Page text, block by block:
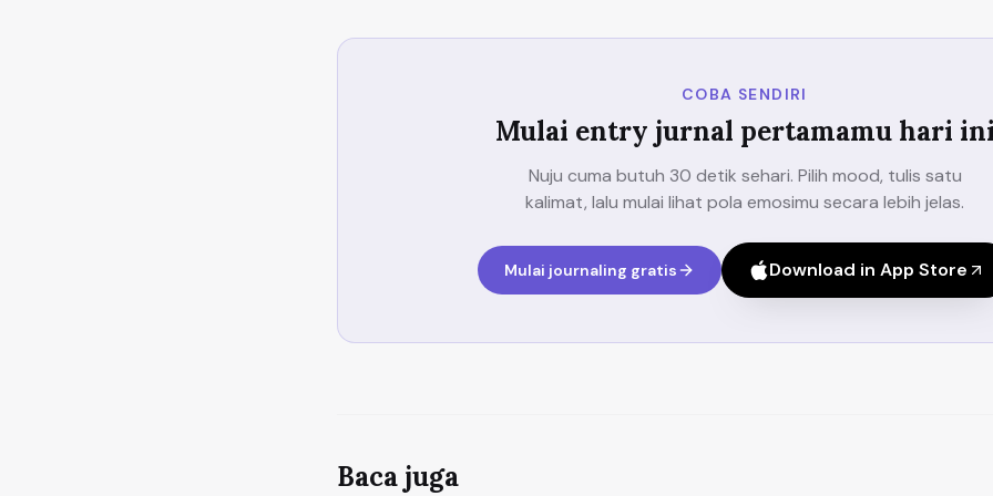
COBA SENDIRI
Mulai entry jurnal pertamamu hari
Nuju cuma butuh 30 detik sehari. Pilih mood, tulis satu
kalimat, lalu mulai lihat pola emosimu secara lebih jelas.
Mulai journaling gratis Download in App Store
Baca juga